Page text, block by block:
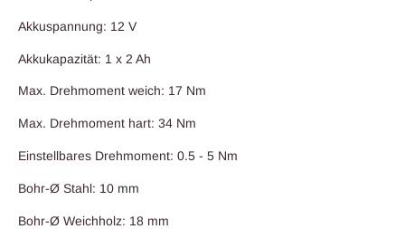
Akkuspannung: 12 V
Akkukapazität: 1 x 2 Ah
Max. Drehmoment weich: 17 Nm
Max. Drehmoment hart: 34 Nm
Einstellbares Drehmoment: 0.5 - 5 Nm
Bohr-Ø Stahl: 10 mm
Bohr-Ø Weichholz: 18 mm